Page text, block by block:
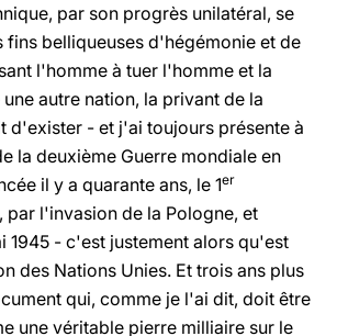
par son progrès unilatéral, se
fins belliqueuses d'hégémonie et de
l'homme à tuer l'homme et la
autre nation, la privant de la
d'exister - et j'ai toujours présente à
la deuxième Guerre mondiale en
il y a quarante ans, le 1er
par l'invasion de la Pologne, et
1945 - c'est justement alors qu'est
des Nations Unies. Et trois ans plus
qui, comme je l'ai dit, doit être
une véritable pierre milliaire sur le